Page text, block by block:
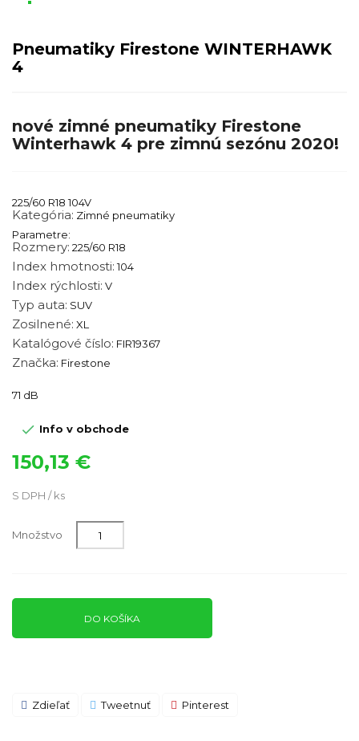
Pneumatiky Firestone WINTERHAWK
4
nové zimné pneumatiky Firestone
Winterhawk 4 pre zimnú sezónu 2020!
225/60 R18 104V
Kategória: Zimné pneumatiky
Parametre:
Rozmery: 225/60 R18
Index hmotnosti: 104
Index rýchlosti: V
Typ auta: SUV
Zosilnené: XL
Katalógové číslo: FIR19367
Značka: Firestone
71 dB
 Info v obchode
150,13 €
S DPH / ks
Množstvo
DO KOŠÍKA
Zdieľať Tweetnuť Pinterest